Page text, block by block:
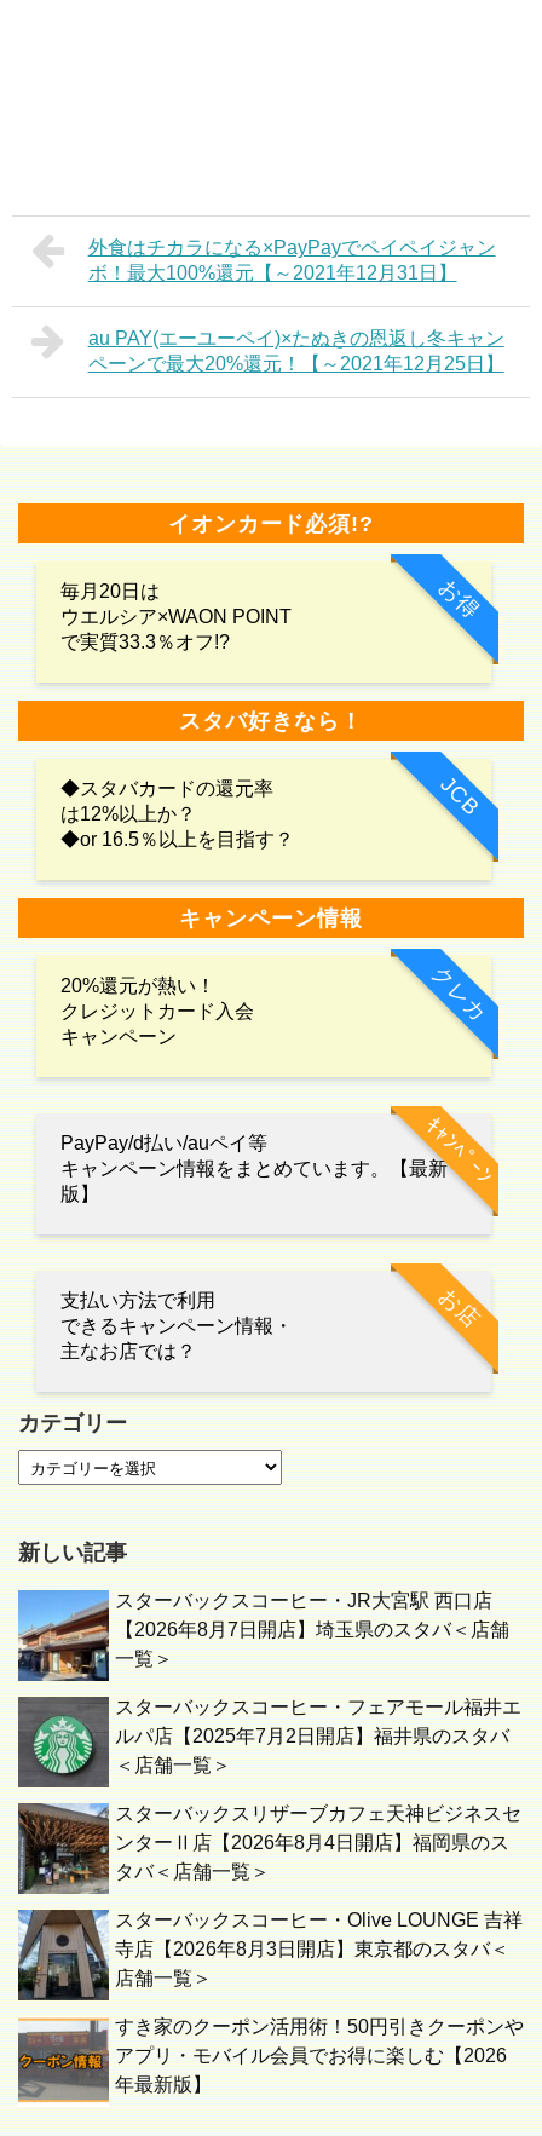
外食はチカラになる×PayPayでペイペイジャン
ボ！最大100%還元【～2021年12月31日】
au PAY(エーユーペイ)×たぬきの恩返し冬キャン
ペーンで最大20%還元！【～2021年12月25日】
イオンカード必須!?
お得
毎月20日は
ウエルシア×WAON POINT
で実質33.3％オフ!?
スタバ好きなら！
JCB
◆スタバカードの還元率
は12%以上か？
◆or 16.5％以上を目指す？
キャンペーン情報
クレカ
20%還元が熱い！
クレジットカード入会
キャンペーン
ｷｬﾝﾍﾟｰﾝ
PayPay/d払い/auペイ等
キャンペーン情報をまとめています。【最新
版】
お店
支払い方法で利用
できるキャンペーン情報・
主なお店では？
カテゴリー
新しい記事
スターバックスコーヒー・JR大宮駅 西口店
【2026年8月7日開店】埼玉県のスタバ＜店舗
一覧＞
スターバックスコーヒー・フェアモール福井エ
ルパ店【2025年7月2日開店】福井県のスタバ
＜店舗一覧＞
スターバックスリザーブカフェ天神ビジネスセ
ンターⅡ店【2026年8月4日開店】福岡県のス
タバ＜店舗一覧＞
スターバックスコーヒー・Olive LOUNGE 吉祥
寺店【2026年8月3日開店】東京都のスタバ＜
店舗一覧＞
すき家のクーポン活用術！50円引きクーポンや
アプリ・モバイル会員でお得に楽しむ【2026
年最新版】